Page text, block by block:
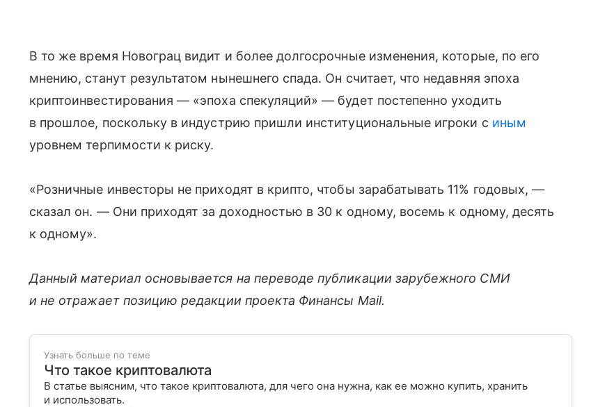
В то же время Новограц видит и более долгосрочные изменения, которые, по его
мнению, станут результатом нынешнего спада. Он считает, что недавняя эпоха
криптоинвестирования — «эпоха спекуляций» — будет постепенно уходить
в прошлое, поскольку в индустрию пришли институциональные игроки с иным
уровнем терпимости к риску.
«Розничные инвесторы не приходят в крипто, чтобы зарабатывать 11% годовых, —
сказал он. — Они приходят за доходностью в 30 к одному, восемь к одному, десять
к одному».
Данный материал основывается на переводе публикации зарубежного СМИ
и не отражает позицию редакции проекта Финансы Mail.
Узнать больше по теме
Что такое криптовалюта
В статье выясним, что такое криптовалюта, для чего она нужна, как ее можно купить, хранить
и использовать.